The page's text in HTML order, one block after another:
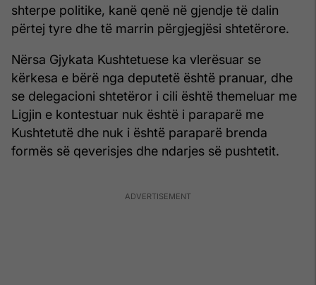
shterpe politike, kanë qenë në gjendje të dalin
përtej tyre dhe të marrin përgjegjësi shtetërore.
Nërsa Gjykata Kushtetuese ka vlerësuar se
kërkesa e bërë nga deputetë është pranuar, dhe
se delegacioni shtetëror i cili është themeluar me
Ligjin e kontestuar nuk është i paraparë me
Kushtetutë dhe nuk i është paraparë brenda
formës së qeverisjes dhe ndarjes së pushtetit.